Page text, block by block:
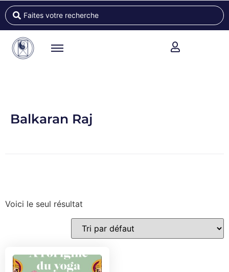
Balkaran Raj
Voici le seul résultat